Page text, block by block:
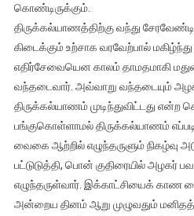
கொண்டிருக்கும்.
திருக்கல்யாணத்திற்கு வந்து
கிடைக்கும் உற்சாக வரவேற்பால்
எதிர்சேவையென காலம் தாமதமாகி
வந்தடைவார். அவ்வாறு வந்தடையும்
திருக்கல்யாணம் முடிந்துவிட்டது என்ற
பங்குகொள்ளாமல் திருக்கல்யாணம்
வைகை ஆற்றில் எழுந்தருளும் நிகழ்வு
பட்டுடுத்தி, பொன் குதிரையில் அழகர்
எழுந்தருள்வார். இக்காட்சியைக் காண
அன்றைய தினம் ஆறு முழுவதும்